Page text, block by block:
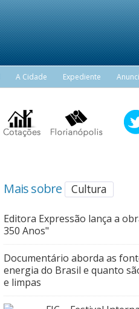
A Cidade Expediente
Mais sobre Cultura
Editora Expressão lança a
350 Anos"
Documentário aborda as
energia do Brasil e quanto
e limpas